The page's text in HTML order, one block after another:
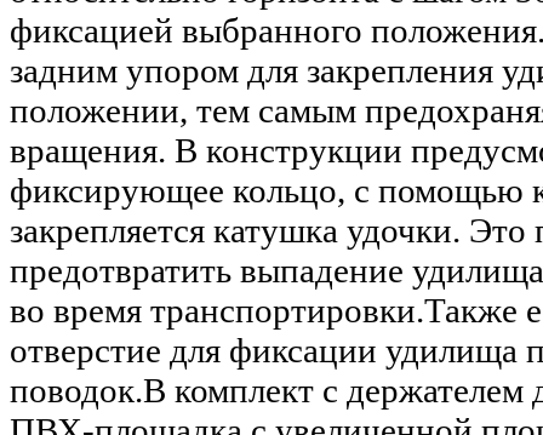
фиксацией выбранного
задним упором для закрепления
положении, тем самым
вращения. В конструкции
фиксирующее кольцо, с помощью
закрепляется катушка удочки. Это
предотвратить выпадение
во время транспортировки.Также
отверстие для фиксации удилища
поводок.В комплект с держателем